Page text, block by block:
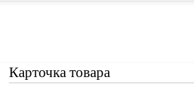
Карточка товара